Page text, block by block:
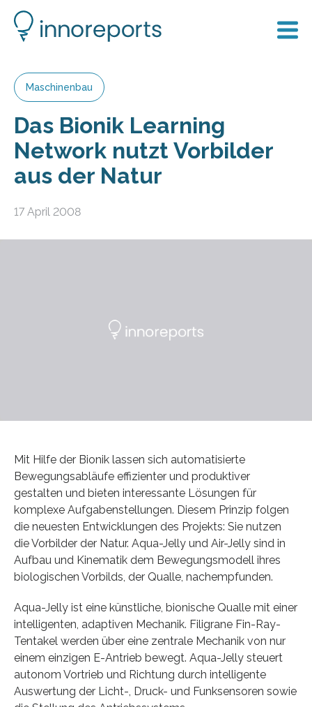
Maschinenbau
Das Bionik Learning
Network nutzt Vorbilder
aus der Natur
17 April 2008
Mit Hilfe der Bionik lassen sich automatisierte
Bewegungsabläufe effizienter und produktiver
gestalten und bieten interessante Lösungen für
komplexe Aufgabenstellungen. Diesem Prinzip folgen
die neuesten Entwicklungen des Projekts: Sie nutzen
die Vorbilder der Natur. Aqua-Jelly und Air-Jelly sind in
Aufbau und Kinematik dem Bewegungsmodell ihres
biologischen Vorbilds, der Qualle, nachempfunden.
Aqua-Jelly ist eine künstliche, bionische Qualle mit einer
intelligenten, adaptiven Mechanik. Filigrane Fin-Ray-
Tentakel werden über eine zentrale Mechanik von nur
einem einzigen E-Antrieb bewegt. Aqua-Jelly steuert
autonom Vortrieb und Richtung durch intelligente
Auswertung der Licht-, Druck- und Funksensoren sowie